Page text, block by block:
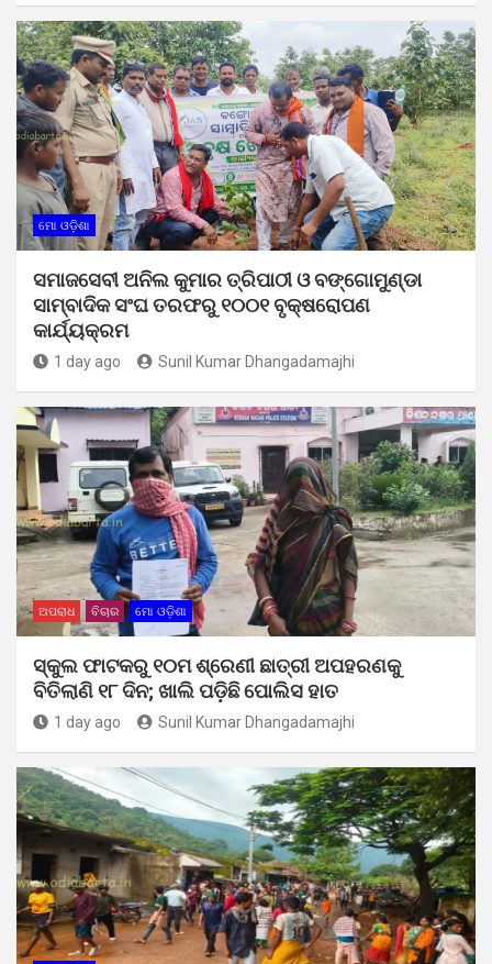
ମୋ ଓଡ଼ିଶା
ସମାଜସେବୀ ଅନିଲ କୁମାର ତ୍ରିପାଠୀ ଓ ବଙ୍ଗୋମୁଣ୍ଡା
ସାମ୍ବାଦିକ ସଂଘ ତରଫରୁ ୧୦୦୧ ବୃକ୍ଷରୋପଣ
କାର୍ଯ୍ୟକ୍ରମ
1 day ago Sunil Kumar Dhangadamajhi
ଅପରାଧ ବିଚାର ମୋ ଓଡ଼ିଶା
ସ୍କୁଲ ଫାଟକରୁ ୧୦ମ ଶ୍ରେଣୀ ଛାତ୍ରୀ ଅପହରଣକୁ
ବିତିଲାଣି ୧୮ ଦିନ; ଖାଲି ପଡ଼ିଛି ପୋଲିସ ହାତ
1 day ago Sunil Kumar Dhangadamajhi